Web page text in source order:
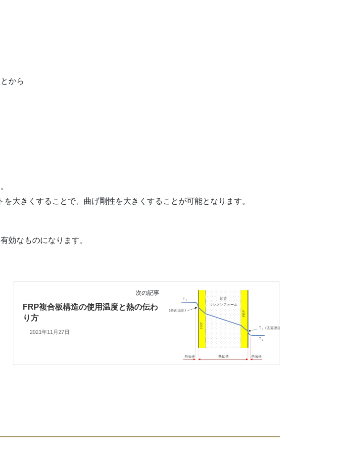
から
大きくすることで、曲げ剛性を大きくすることが可能となります。
効なものになります。
次の記事
FRP複合板構造の使用温度と熱の伝わ
り方
2021年11月27日